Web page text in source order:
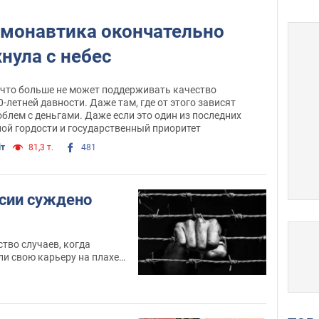
1999 – 2002
Республике Беларусь, г. Минск
окончательно
с небес
больше не может поддерживать качество
давности. Даже там, где от этого зависят
с деньгами. Даже если это один из последних
гордости и государственный приоритет
81,3 т. 481
суждено
случаев, когда
свою карьеру на плахе
к власти через